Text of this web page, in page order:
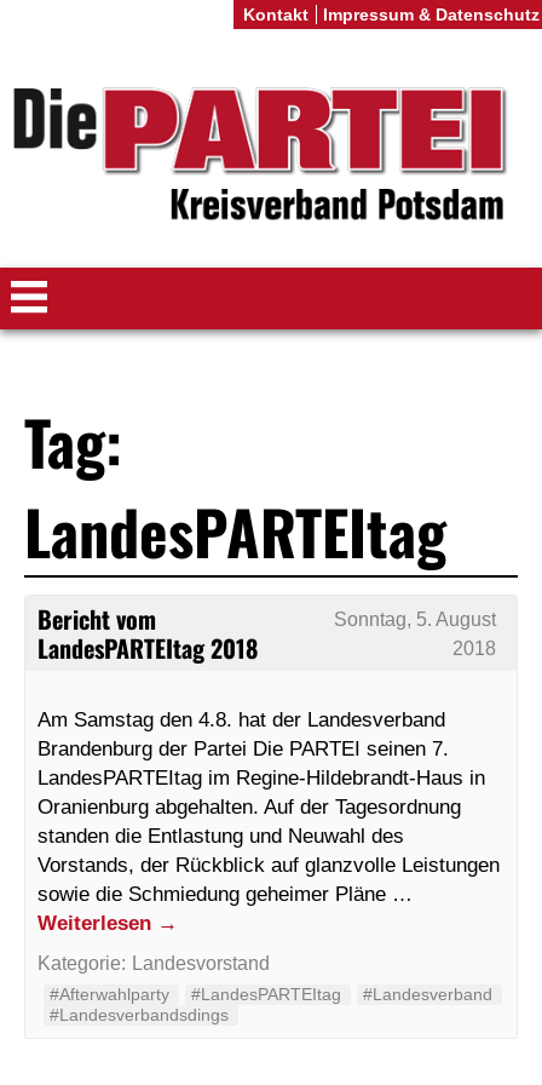
Tag:
LandesPARTEItag
Bericht vom
LandesPARTEItag 2018
Sonntag, 5. August
2018
Am Samstag den 4.8. hat der Landesverband
Brandenburg der Partei Die PARTEI seinen 7.
LandesPARTEItag im Regine-Hildebrandt-Haus in
Oranienburg abgehalten. Auf der Tagesordnung
standen die Entlastung und Neuwahl des
Vorstands, der Rückblick auf glanzvolle Leistungen
sowie die Schmiedung geheimer Pläne …
Weiterlesen →
Kategorie: Landesvorstand
#Afterwahlparty #LandesPARTEItag
#Landesverband
#Landesverbandsdings
Kontakt Impressum & Datenschutz